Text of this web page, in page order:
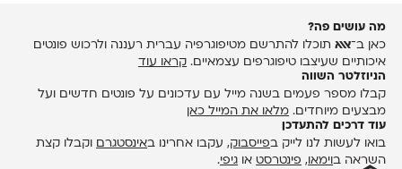
מה עושים פה?
כאן ב־אאאתוכלו להתרשם מטיפוגרפיה עברית רעננה ולרכוש פונטים
איכותיים שעיצבו טיפוגרפים עצמאיים. קראו עוד
הניוזלטר השווה
קבלו מספר פעמים בשנה מייל עם עדכונים על פונטים חדשים ועל
מבצעים מיוחדים. מלאו את המייל כאן
עוד דרכים להתעדכן
בואו לעשות לנו לייק בפייסבוק, עקבו אחרינו באינסטגרם וקבלו קצת
השראה בוימאו, פינטרסטאו גיפי.